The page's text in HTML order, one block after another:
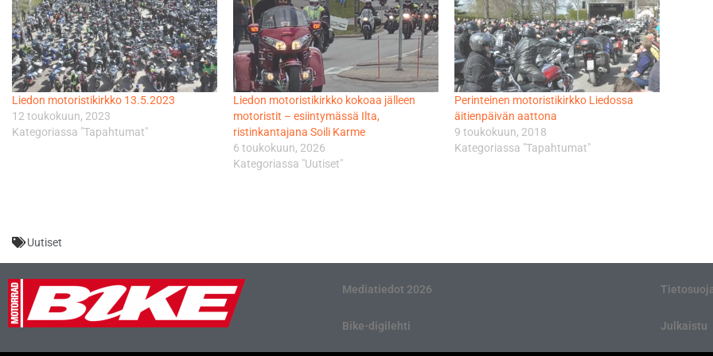
Liedon motoristikirkko 13.5.2023
12 toukokuun, 2023
Kategoriassa "Tapahtumat"
Liedon motoristikirkko kokoaa jälleen
motoristit – esiintymässä Ilta,
ristinkantajana Soili Karme
6 toukokuun, 2026
Kategoriassa "Uutiset"
Perinteinen motoristikirkko Liedossa
äitienpäivän aattona
9 toukokuun, 2018
Kategoriassa "Tapahtumat"
Uutiset
Mediatiedot 2026
Bike-digilehti Julkaistu